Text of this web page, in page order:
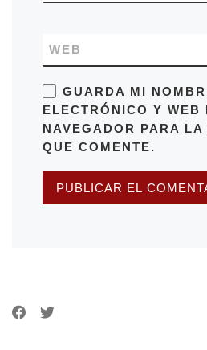
WEB
GUARDA MI
ELECTRÓNICO Y WEB
NAVEGADOR PARA
QUE COMENTE.